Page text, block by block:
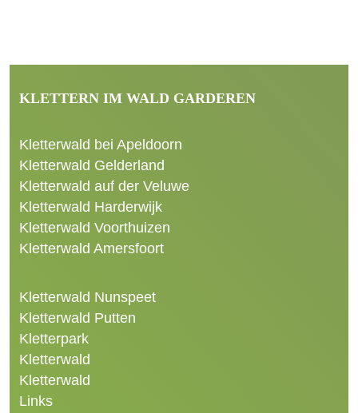
KLETTERN IM WALD GARDEREN
Kletterwald bei Apeldoorn
Kletterwald Gelderland
Kletterwald auf der Veluwe
Kletterwald Harderwijk
Kletterwald Voorthuizen
Kletterwald Amersfoort
Kletterwald Nunspeet
Kletterwald Putten
Kletterpark
Kletterwald
Kletterwald
Links